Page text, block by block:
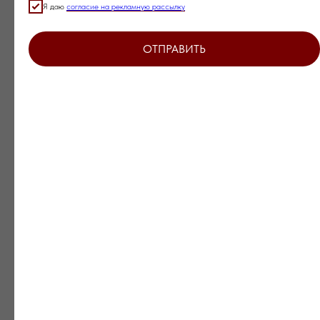
Я даю согласие на рекламную рассылку
ОТПРАВИТЬ